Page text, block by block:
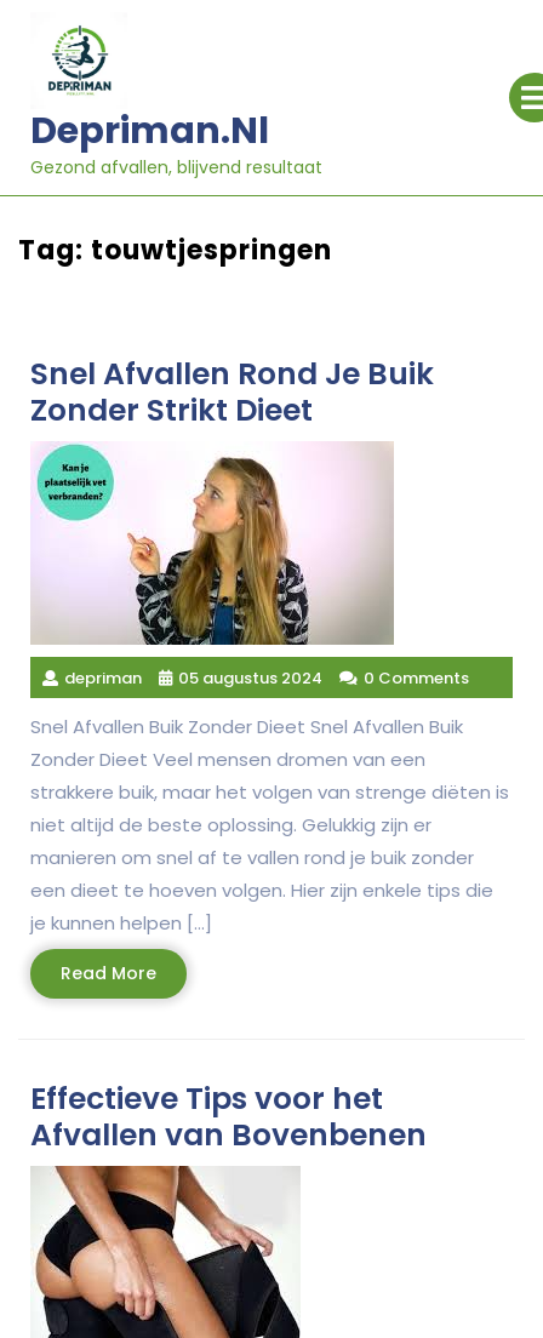
inhoud
Depriman.nl
Gezond afvallen, blijvend resultaat
Tag: touwtjespringen
Snel Afvallen Rond Je Buik
Zonder Strikt Dieet
depriman 05 augustus 2024 0 Comments
Snel Afvallen Buik Zonder Dieet Snel Afvallen Buik
Zonder Dieet Veel mensen dromen van een
strakkere buik, maar het volgen van strenge diëten is
niet altijd de beste oplossing. Gelukkig zijn er
manieren om snel af te vallen rond je buik zonder
een dieet te hoeven volgen. Hier zijn enkele tips die
je kunnen helpen […]
Read MoreRead
More
Effectieve Tips voor het
Afvallen van Bovenbenen